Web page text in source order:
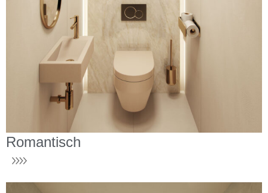
Romantisch